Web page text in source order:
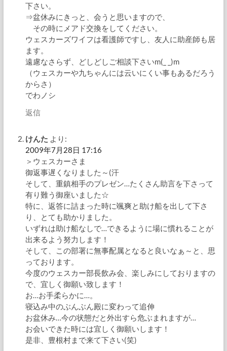
下さい。
⇒盆休みにきっと、会うと思いますので、
その時にメアド交換をしてください。
ウェスカーズワイフは看護師ですし、友人に助産師も居
ます。
遠慮なさらず、どしどしご相談下さいm(_ _)m
（ウェスカーや九ちゃんには云いにくい事もあるだろう
からさ）
でわノシ
返信
けんた より:
2009年7月28日 17:16
＞ウェスカーさま
御返事遅くなりました～(汗
そして、重鎮相手のプレゼン…たくさん助言を下さって
有り難う御座いました☆
特に、返答に詰まった時に颯爽と助け船を出して下さ
り、とても助かりました。
いずれは助け船なしで…できるように場に慣れることが
出来るよう努力します！
そして、この部署に無事配属となると良いなぁ～と、思
っております。
今度のウェスカー部長飲み会、楽しみにしておりますの
で、宜しく御願い致します！
お…お手柔らかに…。
寝込み中のぶんぶん殿に変わって追伸
お盆休み…今の状態だと外出すら危ぶまれますが…
お会いできた時には宜しく御願いします！
是非、豊根村まで来て下さい(笑)